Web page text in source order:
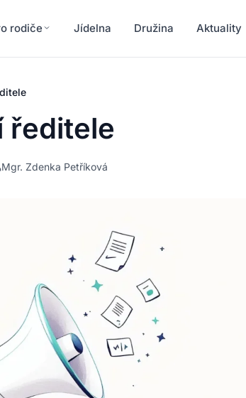
rodiče Jídelna Družina Aktuality
ředitele
Mgr. Zdenka Petříková